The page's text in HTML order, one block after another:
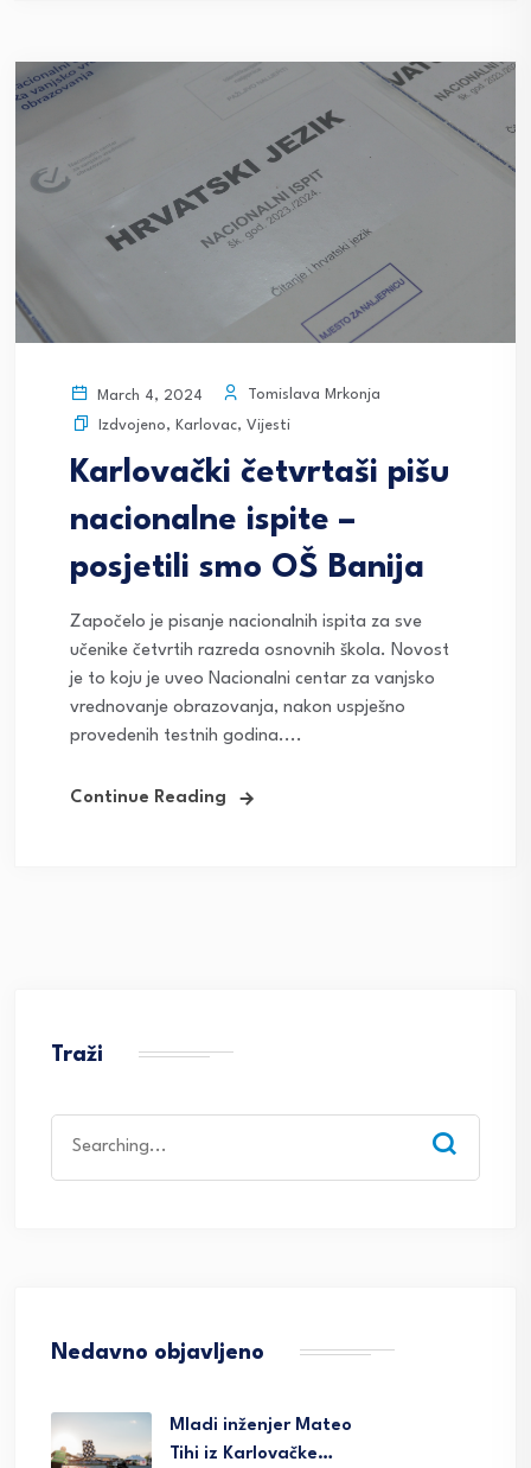
March 4, 2024
Tomislava Mrkonja
Izdvojeno, Karlovac, Vijesti
Karlovački četvrtaši pišu
nacionalne ispite –
posjetili smo OŠ Banija
Započelo je pisanje nacionalnih ispita za sve
učenike četvrtih razreda osnovnih škola. Novost
je to koju je uveo Nacionalni centar za vanjsko
vrednovanje obrazovanja, nakon uspješno
provedenih testnih godina....
Continue Reading
Traži
for:
Nedavno objavljeno
Mladi inženjer Mateo
Tihi iz Karlovačke…